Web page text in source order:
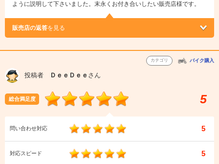
ように説明して下さいました。末永くお付き合いしたい販売店様です。
販売店の返答を見る
カテゴリ バイク購入
投稿者 ＤｅｅＤｅｅ さん
総合満足度 5
問い合わせ対応 5
対応スピード 5